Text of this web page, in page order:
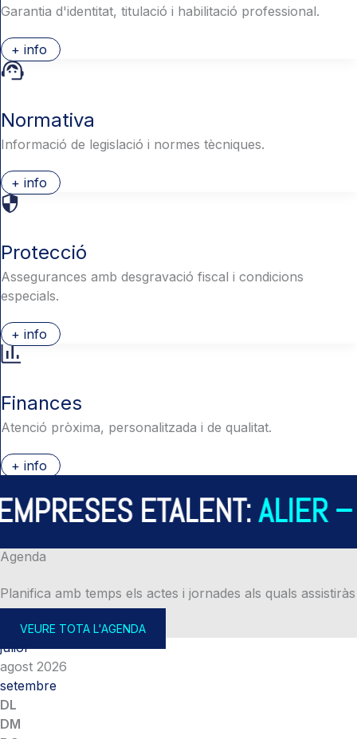
Garantia d'identitat, titulació i habilitació professional.
+ info
Normativa
Informació de legislació i normes tècniques.
+ info
Protecció
Assegurances amb desgravació fiscal i condicions
especials.
+ info
Finances
Atenció pròxima, personalitzada i de qualitat.
+ info
ETALENT:ALIER –
Agenda
Planifica amb temps els actes i jornades als quals assistiràs
VEURE TOTA L'AGENDA
juliol
agost 2026
setembre
DL
DM